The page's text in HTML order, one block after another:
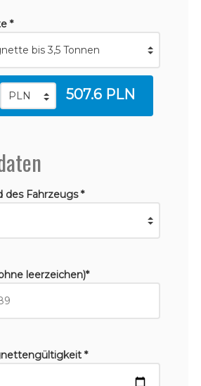
*
507.6 PLN
des Fahrzeugs *
leerzeichen)*
*